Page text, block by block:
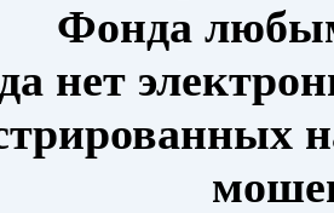
Фонда
нет